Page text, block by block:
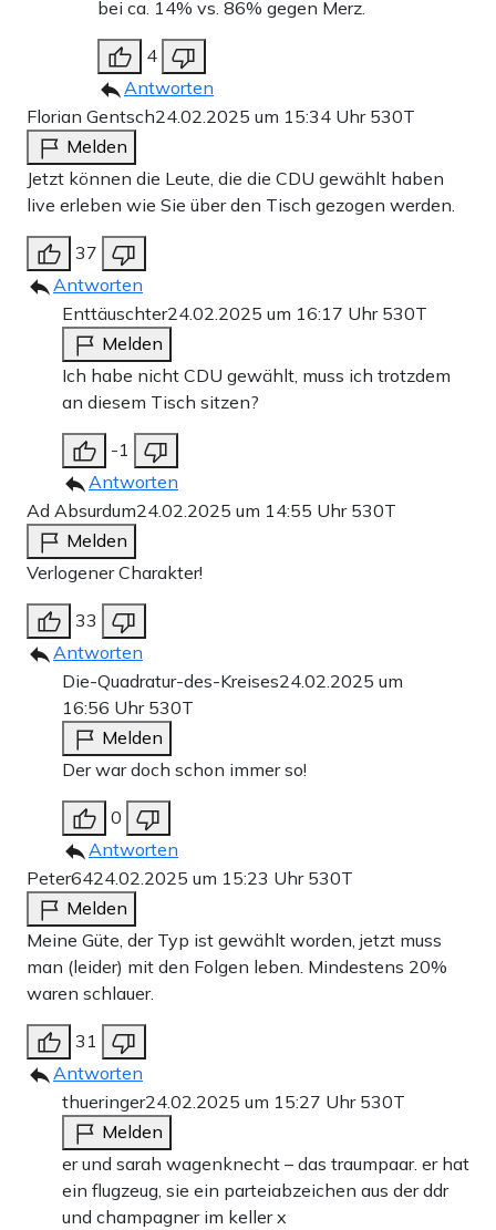
bei ca. 14% vs. 86% gegen Merz.
4
Antworten
Florian Gentsch24.02.2025 um 15:34 Uhr 530T
Melden
Jetzt können die Leute, die die CDU gewählt haben
live erleben wie Sie über den Tisch gezogen werden.
37
Antworten
Enttäuschter24.02.2025 um 16:17 Uhr 530T
Melden
Ich habe nicht CDU gewählt, muss ich trotzdem
an diesem Tisch sitzen?
-1
Antworten
Ad Absurdum24.02.2025 um 14:55 Uhr 530T
Melden
Verlogener Charakter!
33
Antworten
Die-Quadratur-des-Kreises24.02.2025 um
16:56 Uhr 530T
Melden
Der war doch schon immer so!
0
Antworten
Peter6424.02.2025 um 15:23 Uhr 530T
Melden
Meine Güte, der Typ ist gewählt worden, jetzt muss
man (leider) mit den Folgen leben. Mindestens 20%
waren schlauer.
31
Antworten
thueringer24.02.2025 um 15:27 Uhr 530T
Melden
er und sarah wagenknecht – das traumpaar. er hat
ein flugzeug, sie ein parteiabzeichen aus der ddr
und champagner im keller x